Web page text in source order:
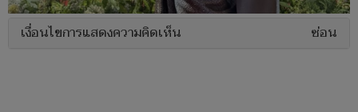
เงื่อนไขการแสดงความคิดเห็น ซ่อน